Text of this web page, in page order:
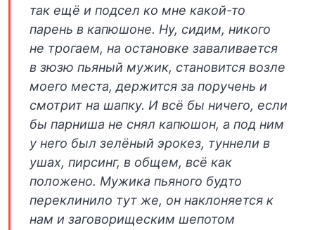
так ещё и подсел ко мне какой-то
парень в капюшоне. Ну, сидим, никого
не трогаем, на остановке заваливается
в зюзю пьяный мужик, становится возле
моего места, держится за поручень и
смотрит на шапку. И всё бы ничего, если
бы парниша не снял капюшон, а под ним
у него был зелёный эрокез, туннели в
ушах, пирсинг, в общем, всё как
положено. Мужика пьяного будто
переклинило тут же, он наклоняется к
нам и заговорищеским шепотом